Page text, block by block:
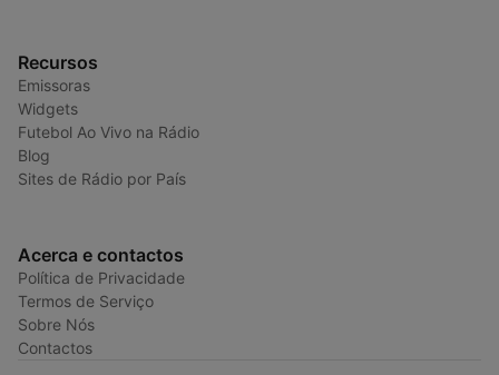
Recursos
Emissoras
Widgets
Futebol Ao Vivo na Rádio
Blog
Sites de Rádio por País
Acerca e contactos
Política de Privacidade
Termos de Serviço
Sobre Nós
Contactos